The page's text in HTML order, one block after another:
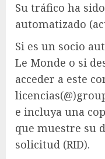
Su tráfico ha
automatizado
Si es un socio
Le Monde o si
acceder a este
e incluya una
que muestre su
solicitud (RID).